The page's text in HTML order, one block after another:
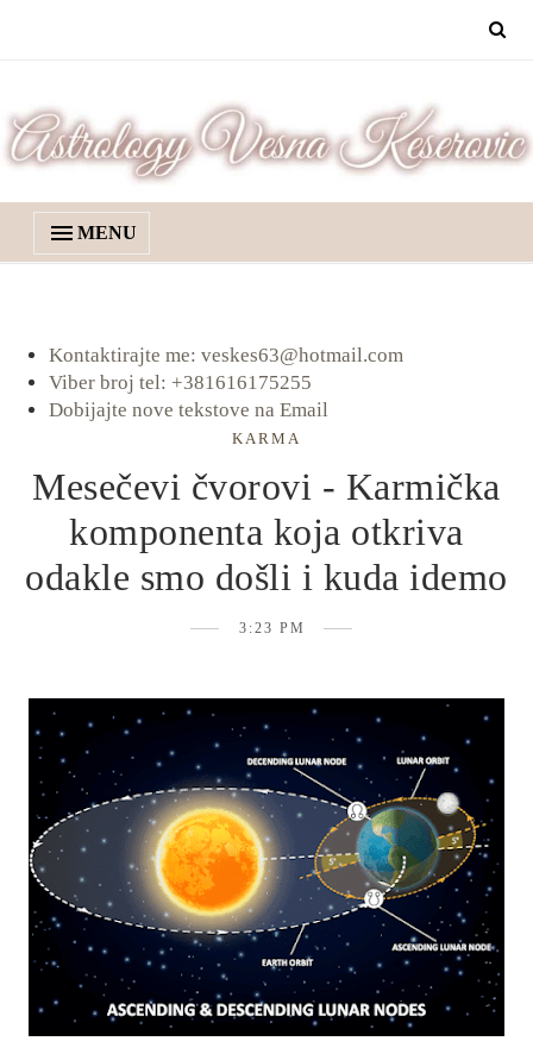
MENU
Kontaktirajte me: veskes63@hotmail.com
Viber broj tel: +381616175255
Dobijajte nove tekstove na Email
KARMA
Mesečevi čvorovi - Karmička
komponenta koja otkriva
odakle smo došli i kuda idemo
3:23 PM